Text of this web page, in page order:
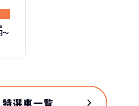
〜
特選車一覧